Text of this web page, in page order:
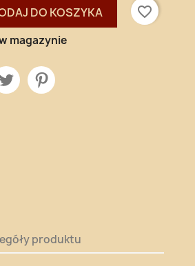
DO KOSZYKA
favorite_border
magazynie
produktu